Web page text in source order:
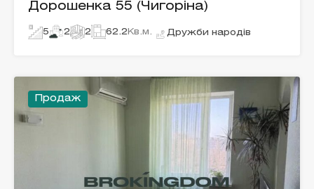
Дорошенка 55 (Чигоріна)
5 2 2 62.2 Кв.м. Дружби народів
Продаж